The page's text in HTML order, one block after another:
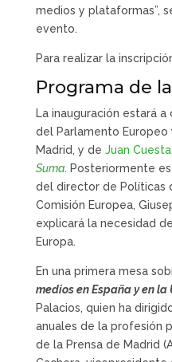
medios y plataformas”,
evento.
Para realizar la
Programa de
La inauguración estará
del Parlamento Europeo
Madrid, y de Juan
Suma. Posteriormente
del director de Políticas
Comisión Europea,
explicará la necesidad
Europa.
En una primera mesa
medios en España y en la
Palacios, quien ha
anuales de la profesión
de la Prensa de Madrid